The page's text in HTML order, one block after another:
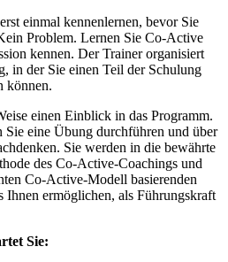
einmal kennenlernen, bevor Sie
Problem. Lernen Sie Co-Active
kennen. Der Trainer organisiert
in der Sie einen Teil der Schulung
können.
einen Einblick in das Programm.
Sie eine Übung durchführen und über
Sie werden in die bewährte
des Co-Active-Coachings und
Co-Active-Modell basierenden
Ihnen ermöglichen, als Führungskraft
Sie: